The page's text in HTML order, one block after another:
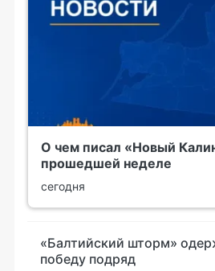
О чем писал «Новый
прошедшей неделе
сегодня
«Балтийский шторм»
победу подряд